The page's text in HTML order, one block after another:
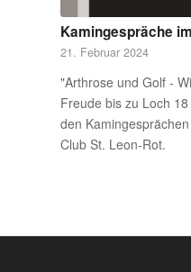
Kamingespräche
21. Februar 2024
"Arthrose und Golf -
Freude bis zu Loch
den
Club St. Leon-Rot.